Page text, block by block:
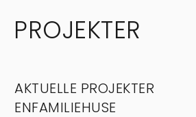
PROJEKTER
AKTUELLE PROJEKTER
ENFAMILIEHUSE